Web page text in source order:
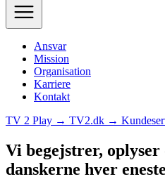
Ansvar
Mission
Organisation
Karriere
Kontakt
TV 2 Play → TV2.dk →
Vi begejstrer,
danskerne hver